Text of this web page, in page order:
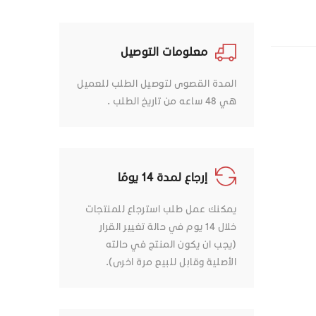
معلومات التوصيل
المدة القصوى لتوصيل الطلب للعميل
هي 48 ساعه من تاريخ الطلب .
إرجاع لمدة 14 يومًا
يمكنك عمل طلب استرجاع للمنتجات
خلال 14 يوم في حالة تغيير القرار
(يجب ان يكون المنتج في حالته
الأصلية وقابل للبيع مرة اخرى).